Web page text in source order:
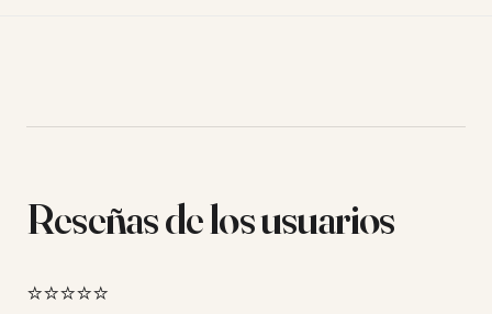
Reseñas de los usuarios
⭐⭐⭐⭐⭐